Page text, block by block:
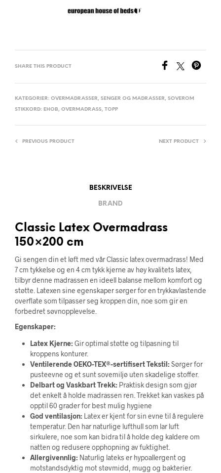
SHARE THIS PRODUCT
KATEGORIER: OVERMADRASSER, SENGER OG MADRASSER, SOVEROM
STIKKORD: EHOB, OVERMADRASS, TOPP
PREVIOUS PRODUCT NEXT PRODUCT
BESKRIVELSE
BRAND
Classic Latex Overmadrass
150×200 cm
Gi sengen din et løft med vår Classic latex overmadrass! Med
7 cm tykkelse og en 4 cm tykk kjerne av høy kvalitets latex,
tilbyr denne madrassen en ideell balanse mellom komfort og
støtte. Latexen sine egenskaper sørger for en trykkavlastende
overflate som tilpasser seg kroppen din, noe som gir en
forbedret søvnopplevelse.
Egenskaper:
Latex Kjerne:Gir optimal støtte og tilpasning til
kroppens konturer.
Ventilerende OEKO-TEX®-sertifisert Tekstil:Sørger for
pusteevne og et sunt sovemiljø uten skadelige stoffer.
Delbart og Vaskbart Trekk:Praktisk design som gjør
det enkelt å holde madrassen ren. Trekket kan vaskes på
opptil 60 grader for best mulig hygiene
God ventilasjon:Latex er kjent for sin evne til å regulere
temperatur. Den har naturlige lufthull som lar luft
sirkulere, noe som kan bidra til å holde deg kaldere om
natten og redusere opphopning av fuktighet.
Allergivennlig:Naturlig lateks er hypoallergent og
motstandsdyktig mot støvmidd, mugg og bakterier.